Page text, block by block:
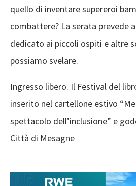
quello di inventare supereroi
combattere? La serata prevede
dedicato ai piccoli ospiti e altre
possiamo svelare.
Ingresso libero. Il Festival del
inserito nel cartellone estivo
spettacolo dell’inclusione” e
Città di Mesagne